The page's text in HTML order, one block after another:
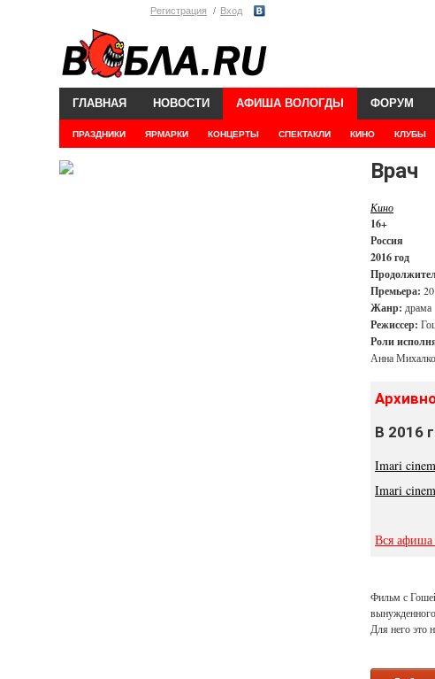
Регистрация Вход
ГЛАВНАЯ НОВОСТИ АФИША ВОЛОГДЫ
ПРАЗДНИКИ ЯРМАРКИ КОНЦЕРТЫ СПЕКТАКЛИ КИНО КЛУБЫ
ФОРУМ
Врач
Кино
16+
Россия
2016 год
Премьера:
Жанр: драма
Режиссер:
Роли
Анна
В 2016
Imari
Imari
Вся афиша
Фильм с
Для него это